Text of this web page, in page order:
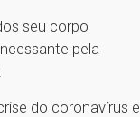
seu corpo
pela
do coronavírus e